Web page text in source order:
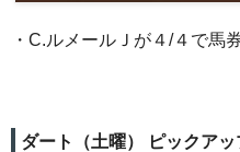
・C.ルメールＪが４/４で馬
ダート（土曜） ピックアッ